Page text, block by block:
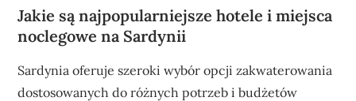
Jakie są najpopularniejsze hotele i miejsca
noclegowe na Sardynii
Sardynia oferuje szeroki wybór opcji zakwaterowania
dostosowanych do różnych potrzeb i budżetów